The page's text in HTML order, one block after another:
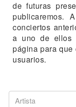
de futuras
publicaremos.
conciertos
a uno de ellos
página para que
usuarios.